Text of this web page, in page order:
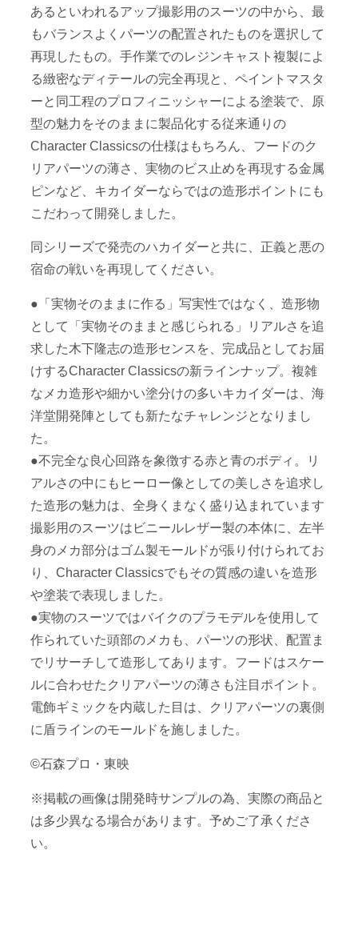
あるといわれるアップ撮影用のスーツの中から、最
もバランスよくパーツの配置されたものを選択して
再現したもの。手作業でのレジンキャスト複製によ
る緻密なディテールの完全再現と、ペイントマスタ
ーと同工程のプロフィニッシャーによる塗装で、原
型の魅力をそのままに製品化する従来通りの
Character Classicsの仕様はもちろん、フードのク
リアパーツの薄さ、実物のビス止めを再現する金属
ピンなど、キカイダーならではの造形ポイントにも
こだわって開発しました。
同シリーズで発売のハカイダーと共に、正義と悪の
宿命の戦いを再現してください。
●「実物そのままに作る」写実性ではなく、造形物
として「実物そのままと感じられる」リアルさを追
求した木下隆志の造形センスを、完成品としてお届
けするCharacter Classicsの新ラインナップ。複雑
なメカ造形や細かい塗分けの多いキカイダーは、海
洋堂開発陣としても新たなチャレンジとなりまし
た。
●不完全な良心回路を象徴する赤と青のボディ。リ
アルさの中にもヒーロー像としての美しさを追求し
た造形の魅力は、全身くまなく盛り込まれています
撮影用のスーツはビニールレザー製の本体に、左半
身のメカ部分はゴム製モールドが張り付けられてお
り、Character Classicsでもその質感の違いを造形
や塗装で表現しました。
●実物のスーツではバイクのプラモデルを使用して
作られていた頭部のメカも、パーツの形状、配置ま
でリサーチして造形してあります。フードはスケー
ルに合わせたクリアパーツの薄さも注目ポイント。
電飾ギミックを内蔵した目は、クリアパーツの裏側
に盾ラインのモールドを施しました。
©石森プロ・東映
※掲載の画像は開発時サンプルの為、実際の商品と
は多少異なる場合があります。予めご了承くださ
い。